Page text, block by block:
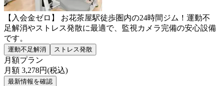
【入会金ゼロ】 お花茶屋駅徒歩圏内の24時間ジム！運動不
足解消やストレス発散に最適で、監視カメラ完備の安心設備
です。
運動不足解消 ストレス発散
月額プラン
月額 3,278円(税込)
最新情報を確認